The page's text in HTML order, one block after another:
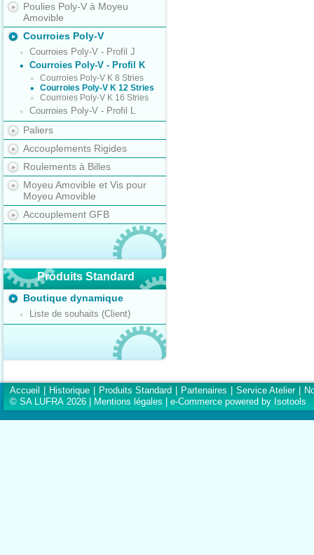
Poulies Poly-V à Moyeu
Amovible
Courroies Poly-V
Courroies Poly-V - Profil J
Courroies Poly-V - Profil K
Courroies Poly-V K 8 Stries
Courroies Poly-V K 12 Stries
Courroies Poly-V K 16 Stries
Courroies Poly-V - Profil L
Paliers
Accouplements Rigides
Roulements à Billes
Moyeu Amovible et Vis pour
Moyeu Amovible
Accouplement GFB
Produits Standard
Boutique dynamique
Liste de souhaits (Client)
Accueil Historique Produits Standard Partenaires Service Atelier
© SA LUFRA 2026 |
Mentions légales e-Commerce powered by Isotools